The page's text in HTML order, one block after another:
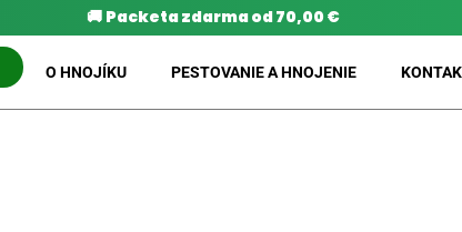
🚚 Packeta zdarma od 70,00 €
O HNOJÍKU PESTOVANIE A HNOJENIE